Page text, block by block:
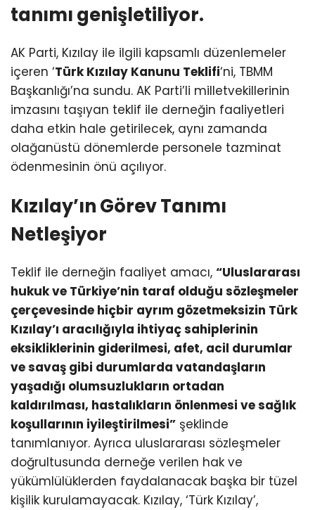
tanımı genişletiliyor.
AK Parti, Kızılay ile ilgili kapsamlı düzenlemeler
içeren ‘Türk Kızılay Kanunu Teklifi‘ni, TBMM
Başkanlığı’na sundu. AK Parti’li milletvekillerinin
imzasını taşıyan teklif ile derneğin faaliyetleri
daha etkin hale getirilecek, aynı zamanda
olağanüstü dönemlerde personele tazminat
ödenmesinin önü açılıyor.
Kızılay’ın Görev Tanımı
Netleşiyor
Teklif ile derneğin faaliyet amacı, “Uluslararası
hukuk ve Türkiye’nin taraf olduğu sözleşmeler
çerçevesinde hiçbir ayrım gözetmeksizin Türk
Kızılay’ı aracılığıyla ihtiyaç sahiplerinin
eksikliklerinin giderilmesi, afet, acil durumlar
ve savaş gibi durumlarda vatandaşların
yaşadığı olumsuzlukların ortadan
kaldırılması, hastalıkların önlenmesi ve sağlık
koşullarının iyileştirilmesi” şeklinde
tanımlanıyor. Ayrıca uluslararası sözleşmeler
doğrultusunda derneğe verilen hak ve
yükümlülüklerden faydalanacak başka bir tüzel
kişilik kurulamayacak. Kızılay, ‘Türk Kızılay’,